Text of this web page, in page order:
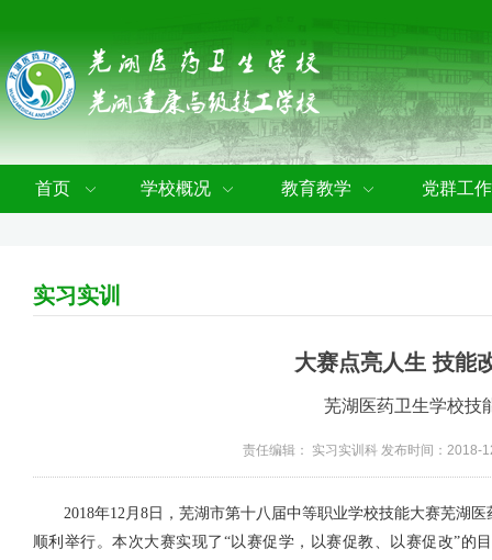
首页 学校概况 教育教学 党群工作
实习实训
大赛点亮人生 技能
芜湖医药卫生学校技
责任编辑： 实习实训科 发布时间：2018-
2018年12月8日，芜湖市第十八届中等职业学校技能大赛芜湖
顺利举行。本次大赛实现了“以赛促学，以赛促教、以赛促改”的